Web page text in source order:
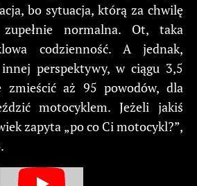
bo sytuacja, którą za chwilę
normalna. Ot, taka
codzienność. A jednak,
perspektywy, w ciągu 3,5
zmieścić aż 95 powodów, dla
motocyklem. Jeżeli jakiś
zapyta „po co Ci motocykl?”,